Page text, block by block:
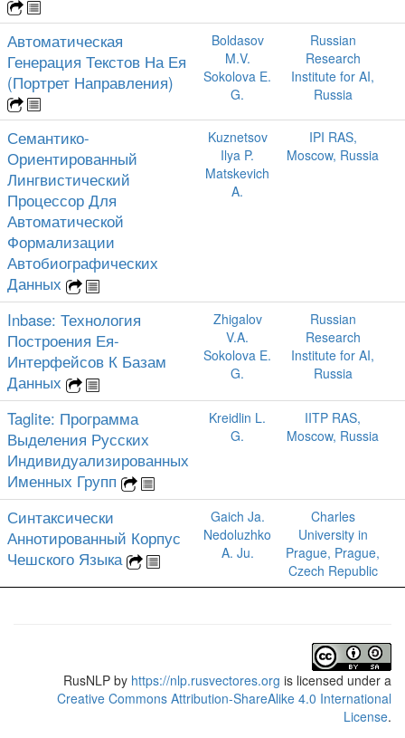
Автоматическая
Генерация Текстов На Ея
(Портрет Направления)
Boldasov
M.V.
Sokolova E.
G.
Russian
Research
Institute for AI,
Russia
Семантико-
Ориентированный
Лингвистический
Процессор Для
Автоматической
Формализации
Автобиографических
Данных
Kuznetsov
Ilya P.
Matskevich
A.
IPI RAS,
Moscow, Russia
Inbase: Технология
Построения Ея-
Интерфейсов К Базам
Данных
Zhigalov
V.A.
Sokolova E.
G.
Russian
Research
Institute for AI,
Russia
Taglite: Программа
Выделения Русских
Индивидуализированных
Именных Групп
Kreidlin L.
G.
IITP RAS,
Moscow, Russia
Синтаксически
Аннотированный Корпус
Чешского Языка
Gaich Ja.
Nedoluzhko
A. Ju.
Charles
University in
Prague, Prague,
Czech Republic
RusNLP by https://nlp.rusvectores.org is licensed under a
Creative Commons Attribution-ShareAlike 4.0 International
License.